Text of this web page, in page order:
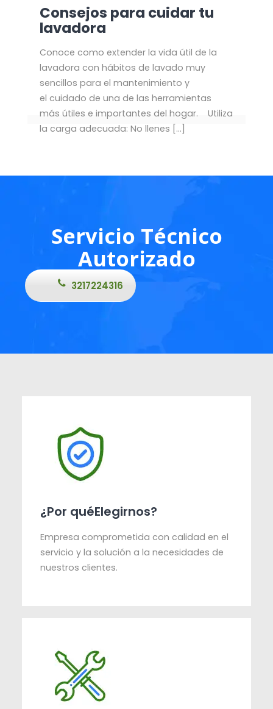
Consejos para cuidar tu
lavadora
Conoce como extender la vida útil de la
lavadora con hábitos de lavado muy
sencillos para el mantenimiento y
el cuidado de una de las herramientas
más útiles e importantes del hogar. Utiliza
la carga adecuada: No llenes […]
Servicio Técnico
Autorizado
3217224316
¿Por quéElegirnos?
Empresa comprometida con calidad en el
servicio y la solución a la necesidades de
nuestros clientes.